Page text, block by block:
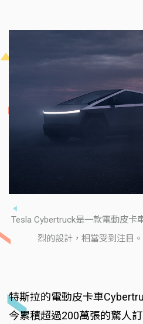
Tesla Cybertruck是一款電動皮卡
烈的設計，相當受到注目
特斯拉的電動皮卡車
今累積超過200萬張的驚人